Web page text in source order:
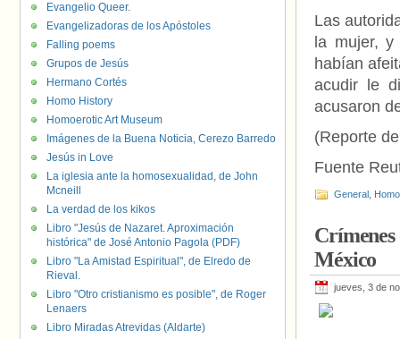
Las
la mujer,
habían
acudir le
acusaron
(Reporte
Fuente
General
Crímenes
México
jueves, 3 de
Evangelio Queer.
Evangelizadoras de los Apóstoles
Falling poems
Grupos de Jesús
Hermano Cortés
Homo History
Homoerotic Art Museum
Imágenes de la Buena Noticia, Cerezo Barredo
Jesús in Love
La iglesia ante la homosexualidad, de John
Mcneill
La verdad de los kikos
Libro "Jesús de Nazaret. Aproximación
histórica" de José Antonio Pagola (PDF)
Libro "La Amistad Espiritual", de Elredo de
Rieval.
Libro "Otro cristianismo es posible", de Roger
Lenaers
Libro Miradas Atrevidas (Aldarte)